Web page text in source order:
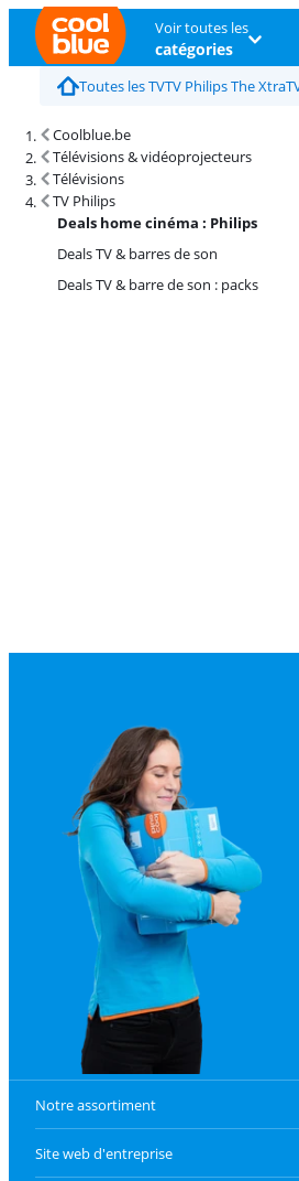
Voir toutes les
catégories
Toutes les TVTV Philips The Xtra
Coolblue.be
Télévisions & vidéoprojecteurs
Télévisions
TV Philips
Deals home cinéma : Philips
Deals TV & barres de son
Deals TV & barre de son : packs
Notre assortiment
Site web d'entreprise